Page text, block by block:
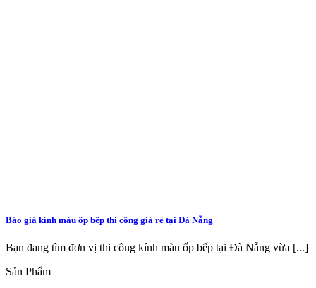
Báo giá kính màu ốp bếp thi công giá rẻ tại Đà Nẵng
Bạn đang tìm đơn vị thi công kính màu ốp bếp tại Đà Nẵng vừa [...]
Sản Phẩm